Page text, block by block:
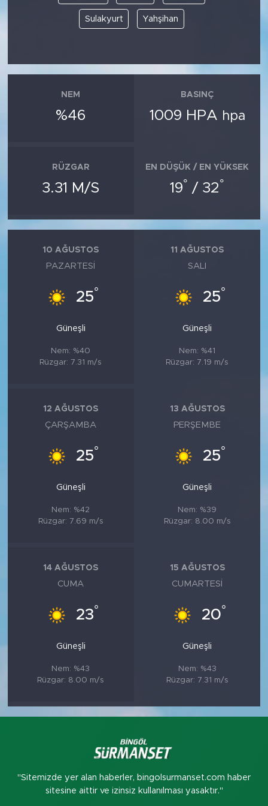
Sulakyurt Yahşihan
NEM
%46
BASINÇ
1009 HPA hpa
RÜZGAR
3.31 M/S
EN DÜŞÜK / EN YÜKSEK
19° / 32°
10 AĞUSTOS
PAZARTESI
25°
Güneşli
Nem: %40
Rüzgar: 7.31 m/s
11 AĞUSTOS
SALI
25°
Güneşli
Nem: %41
Rüzgar: 7.19 m/s
12 AĞUSTOS
ÇARŞAMBA
25°
Güneşli
Nem: %42
Rüzgar: 7.69 m/s
13 AĞUSTOS
PERŞEMBE
25°
Güneşli
Nem: %39
Rüzgar: 8.00 m/s
14 AĞUSTOS
CUMA
23°
Güneşli
Nem: %43
Rüzgar: 8.00 m/s
15 AĞUSTOS
CUMARTESI
20°
Güneşli
Nem: %43
Rüzgar: 7.31 m/s
"Sitemizde yer alan haberler, bingolsurmanset.com haber
sitesine aittir ve izinsiz kullanılması yasaktır."